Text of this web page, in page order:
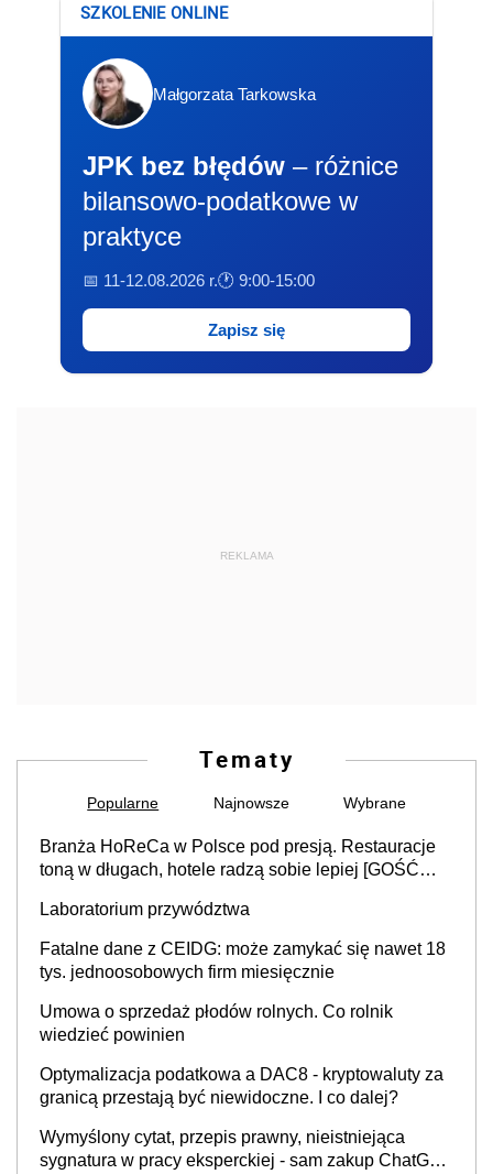
SZKOLENIE ONLINE
Małgorzata Tarkowska
JPK bez błędów – różnice
bilansowo-podatkowe w
praktyce
📅 11-12.08.2026 r.🕐 9:00-15:00
Zapisz się
REKLAMA
Tematy
Popularne Najnowsze Wybrane
Branża HoReCa w Polsce pod presją. Restauracje
toną w długach, hotele radzą sobie lepiej [GOŚĆ
Laboratorium przywództwa
Fatalne dane z CEIDG: może zamykać się nawet 18
tys. jednoosobowych firm miesięcznie
Umowa o sprzedaż płodów rolnych. Co rolnik
wiedzieć powinien
Optymalizacja podatkowa a DAC8 - kryptowaluty za
granicą przestają być niewidoczne. I co dalej?
Wymyślony cytat, przepis prawny, nieistniejąca
sygnatura w pracy eksperckiej - sam zakup ChatGPT